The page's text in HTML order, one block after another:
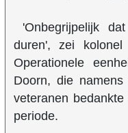
'Onbegrijpelijk
duren', zei
Operationele
Doorn, die
veteranen
periode.